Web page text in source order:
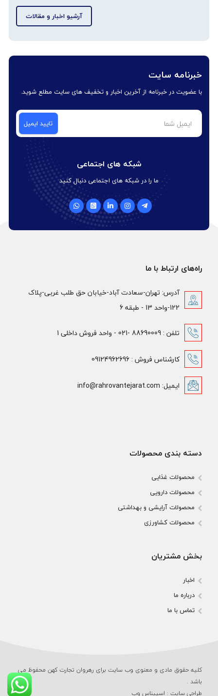
آرشیو اخبار و مقالات
خبرنامه سایت
با عضویت در خبرنامه از آخرین اخبار و تخفیف های سایت مطلع شوید.
شبکه های اجتماعی
ما را در شبکه های اجتماعی دنبال کنید
راه‌های ارتباط با ما
آدرس: تهران-سعادت آباد-خیابان حق طلب غربی-پلاک
122-واحد 13 - طبقه 6
تلفن : 88690009 -021 - واحد فروش داخلی 1
کارشناس فروش : 09124962696
ایمیل: info@rahrovantejarat.com
دسته بندی محصولات
محصولات غذایی
محصولات دارویی
محصولات آرایشی و بهداشتی
محصولات کشاورزی
بخش مشتریان
اخبار
درباره ما
تماس با ما
کلیه حقوق مادی و معنوی وب‌ سایت برای رهروان تجارت کهن محفوظ می‌
باشد .
طراحی سایت: اسپیناس وب